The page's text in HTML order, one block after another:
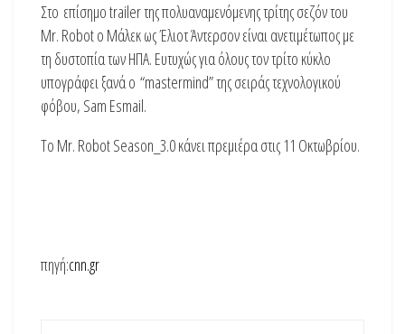
Στο επίσημο trailer της πολυαναμενόμενης τρίτης σεζόν του
Mr. Robot ο Μάλεκ ως Έλιοτ Άντερσον είναι ανετιμέτωπος με
τη δυστοπία των ΗΠΑ. Ευτυχώς για όλους τον τρίτο κύκλο
υπογράφει ξανά ο “mastermind” της σειράς τεχνολογικού
φόβου, Sam Esmail.
Το Mr. Robot Season_3.0 κάνει πρεμιέρα στις 11 Οκτωβρίου.
πηγή:cnn.gr